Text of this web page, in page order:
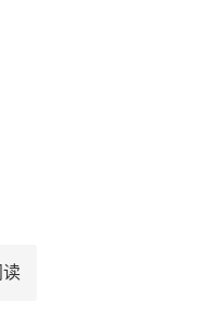
发连击。摆放位置决定
读